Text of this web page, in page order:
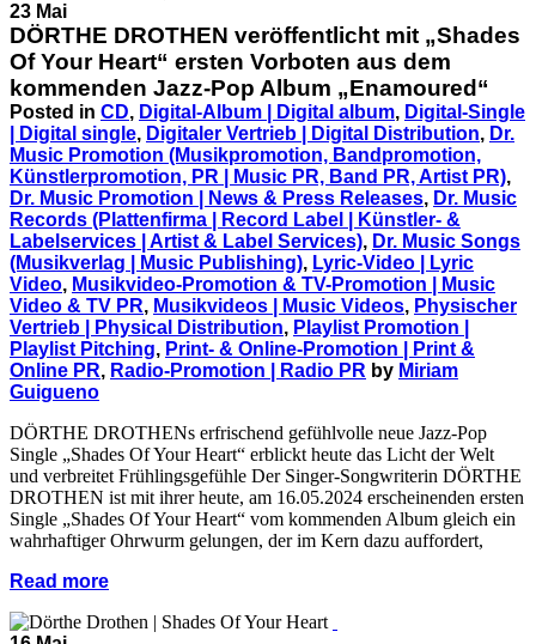
23 Mai
DÖRTHE DROTHEN veröffentlicht mit „Shades
Of Your Heart“ ersten Vorboten aus dem
kommenden Jazz-Pop Album „Enamoured“
Posted in CD, Digital-Album | Digital album, Digital-Single
| Digital single, Digitaler Vertrieb | Digital Distribution, Dr.
Music Promotion (Musikpromotion, Bandpromotion,
Künstlerpromotion, PR | Music PR, Band PR, Artist PR),
Dr. Music Promotion | News & Press Releases, Dr. Music
Records (Plattenfirma | Record Label | Künstler- &
Labelservices | Artist & Label Services), Dr. Music Songs
(Musikverlag | Music Publishing), Lyric-Video | Lyric
Video, Musikvideo-Promotion & TV-Promotion | Music
Video & TV PR, Musikvideos | Music Videos, Physischer
Vertrieb | Physical Distribution, Playlist Promotion |
Playlist Pitching, Print- & Online-Promotion | Print &
Online PR, Radio-Promotion | Radio PR by Miriam
Guigueno
DÖRTHE DROTHENs erfrischend gefühlvolle neue Jazz-Pop
Single „Shades Of Your Heart“ erblickt heute das Licht der Welt
und verbreitet Frühlingsgefühle Der Singer-Songwriterin DÖRTHE
DROTHEN ist mit ihrer heute, am 16.05.2024 erscheinenden ersten
Single „Shades Of Your Heart“ vom kommenden Album gleich ein
wahrhaftiger Ohrwurm gelungen, der im Kern dazu auffordert,
Read more